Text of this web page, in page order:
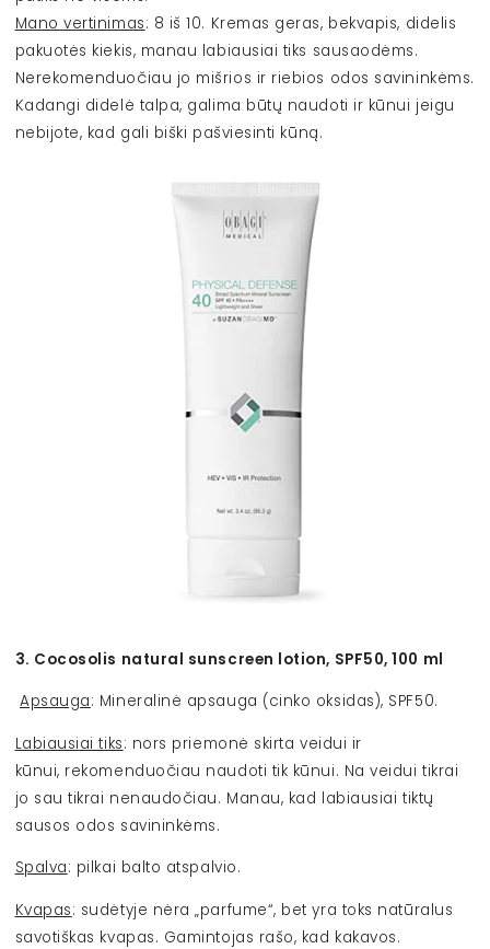
Mano vertinimas: 8 iš 10. Kremas geras, bekvapis, didelis
pakuotės kiekis, manau labiausiai tiks sausaodėms.
Nerekomenduočiau jo mišrios ir riebios odos savininkėms.
Kadangi didelė talpa, galima būtų naudoti ir kūnui jeigu
nebijote, kad gali biški pašviesinti kūną.
3. Cocosolis natural sunscreen lotion, SPF50, 100 ml
Apsauga: Mineralinė apsauga (cinko oksidas), SPF50.
Labiausiai tiks: nors priemonė skirta veidui ir
kūnui, rekomenduočiau naudoti tik kūnui. Na veidui tikrai
jo sau tikrai nenaudočiau. Manau, kad labiausiai tiktų
sausos odos savininkėms.
Spalva: pilkai balto atspalvio.
Kvapas: sudėtyje nėra „parfume“, bet yra toks natūralus
savotiškas kvapas. Gamintojas rašo, kad kakavos.